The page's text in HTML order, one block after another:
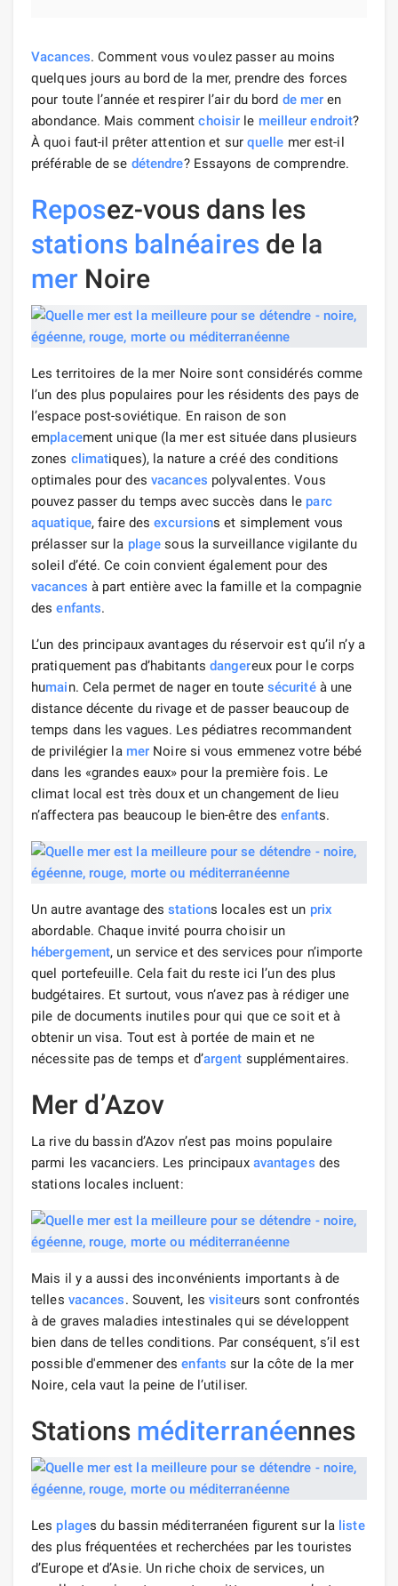
Vacances. Comment vous voulez passer au moins
quelques jours au bord de la mer, prendre des forces
pour toute l’année et respirer l’air du bord de mer en
abondance. Mais commentchoisir le meilleur endroit?
À quoi faut-il prêter attention et sur quelle mer est-il
préférable de se détendre? Essayons de comprendre.
Reposez-vous dans les
stations balnéairesde la
mer Noire
Les territoires de la mer Noire sont considérés comme
l’un des plus populaires pour les résidents des pays de
l’espace post-soviétique. En raison de son
emplacement unique (la mer est située dans plusieurs
zones climatiques), la nature a créé des conditions
optimales pour des vacances polyvalentes. Vous
pouvez passer du temps avec succès dans le parc
aquatique, faire desexcursions et simplement vous
prélasser sur la plage sous la surveillance vigilante du
soleil d’été. Ce coin convient également pour des
vacances à part entière avec la famille et la compagnie
desenfants.
L’un des principaux avantages du réservoir est qu’il n’y a
pratiquement pas d’habitants dangereux pour le corps
humain. Cela permet de nager en toute sécuritéà une
distance décente du rivage et de passer beaucoup de
temps dans les vagues. Les pédiatres recommandent
de privilégier la mer Noire si vous emmenez votre bébé
dans les «grandes eaux» pour la première fois. Le
climat local est très doux et un changement de lieu
n’affectera pas beaucoup le bien-être desenfants.
Un autre avantage desstations locales est un prix
abordable. Chaque invité pourra choisir un
hébergement, un service et des services pour n’importe
quel portefeuille. Cela fait du reste ici l’un des plus
budgétaires. Et surtout, vous n’avez pas à rédiger une
pile de documents inutiles pour qui que ce soit et à
obtenir un visa. Tout est à portée de main et ne
nécessite pas de temps et d’argent supplémentaires.
Mer d’Azov
La rive du bassin d’Azov n’est pas moins populaire
parmi les vacanciers. Les principaux avantages des
stations locales incluent:
Mais il y a aussi des inconvénients importants à de
telles vacances. Souvent, lesvisiteurs sont confrontés
à de graves maladies intestinales qui se développent
bien dans de telles conditions. Par conséquent, s’il est
possible d'emmener desenfants sur la côte de la mer
Noire, cela vaut la peine de l’utiliser.
Stations méditerranéennes
Les plages du bassin méditerranéen figurent sur la liste
des plus fréquentées et recherchées par les touristes
d’Europe et d’Asie. Un riche choix de services, un